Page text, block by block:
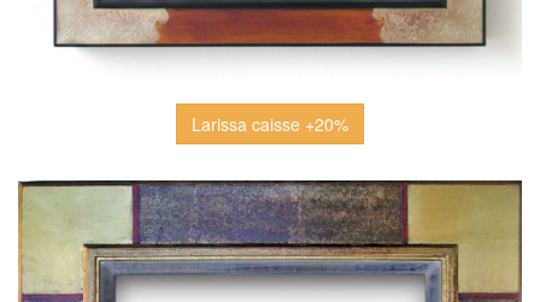
Larissa caisse +20%